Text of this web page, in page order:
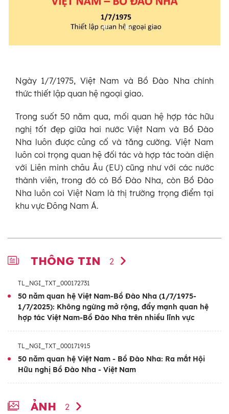
Ngày 1/7/1975, Việt Nam và Bồ Đào Nha chính
thức thiết lập quan hệ ngoại giao.
Trong suốt 50 năm qua, mối quan hệ hợp tác hữu
nghị tốt đẹp giữa hai nước Việt Nam và Bồ Đào
Nha luôn được củng cố và tăng cường. Việt Nam
luôn coi trọng quan hệ đối tác và hợp tác toàn diện
với Liên minh châu Âu (EU) cũng như với các nước
thành viên, trong đó có Bồ Đào Nha, còn Bồ Đào
Nha luôn coi Việt Nam là thị trường trọng điểm tại
khu vực Đông Nam Á.
THÔNG TIN 2
TL_NGI_TXT_000172731
50 năm quan hệ Việt Nam-Bồ Đào Nha (1/7/1975-
1/7/2025): Không ngừng mở rộng, đẩy mạnh quan hệ
hợp tác Việt Nam-Bồ Đào Nha trên nhiều lĩnh vực
TL_NGI_TXT_000171915
50 năm quan hệ Việt Nam - Bồ Đào Nha: Ra mắt Hội
Hữu nghị Bồ Đào Nha - Việt Nam
ẢNH 2